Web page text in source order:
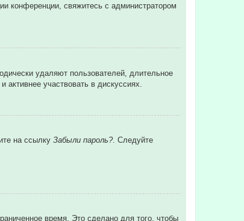
конференции, свяжитесь с администратором
удаляют пользователей, длительное
участвовать в дискуссиях.
на ссылку Забыли пароль?. Следуйте
время. Это сделано для того, чтобы